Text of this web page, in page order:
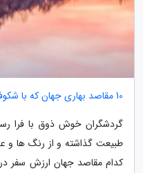
10 مقاصد بهاری جهان که با شکوفه ها شما را مسحور می نمایند
گردشگران خوش ذوق با فرا
طبیعت گذاشته و از رنگ ها و
کدام مقاصد جهان ارزش سفر در